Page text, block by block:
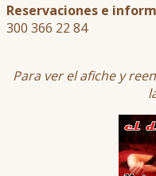
Reservaciones e
300 366 22 84
Para ver el afiche y